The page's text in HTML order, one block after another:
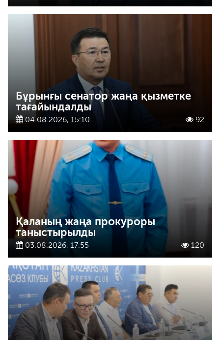
Бұрынғы сенатор жаңа қызметке
тағайындалды
04.08.2026, 15:10 92
Қаланың жаңа прокуроры
таныстырылды
03.08.2026, 17:55 120